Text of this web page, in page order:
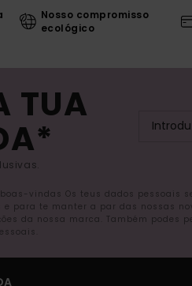
Nosso compromisso
ecológico
TUA
Os teus dados pessoais
para te manter a par das nossas
da nossa marca. Também